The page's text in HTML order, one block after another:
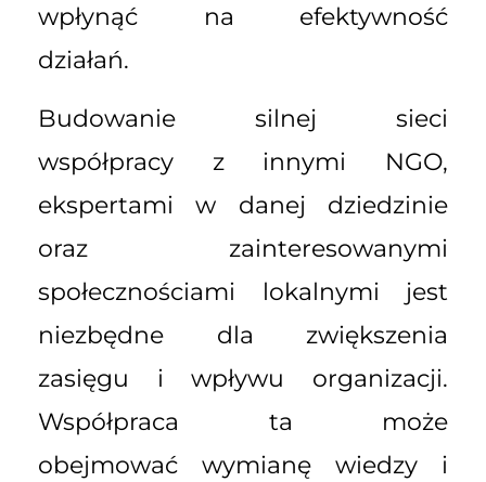
wpłynąć na efektywność
działań.
Budowanie silnej sieci
współpracy z innymi NGO,
ekspertami w danej dziedzinie
oraz zainteresowanymi
społecznościami lokalnymi jest
niezbędne dla zwiększenia
zasięgu i wpływu organizacji.
Współpraca ta może
obejmować wymianę wiedzy i